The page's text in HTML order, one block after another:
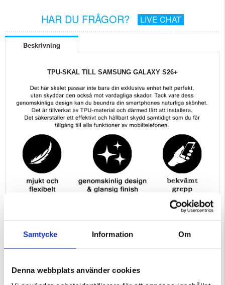
Samtycke Information Om
Denna webbplats använder cookies
HAR DU FRÅGOR? LIVE CHAT
Beskrivning
TPU-SKAL TILL SAMSUNG GALAXY S26+